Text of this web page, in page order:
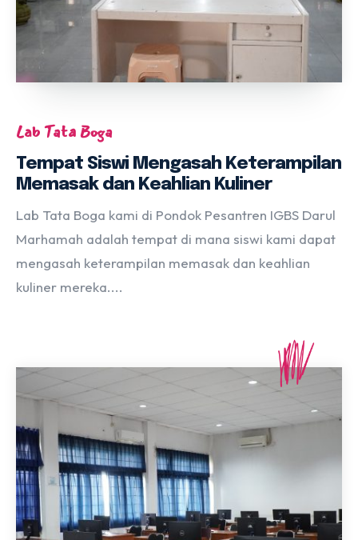
Lab Tata Boga
Tempat Siswi Mengasah Keterampilan
Memasak dan Keahlian Kuliner
Lab Tata Boga kami di Pondok Pesantren IGBS Darul
Marhamah adalah tempat di mana siswi kami dapat
mengasah keterampilan memasak dan keahlian
kuliner mereka....